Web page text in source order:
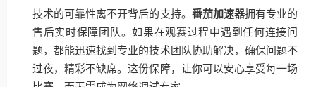
技术的可靠性离不开背后的支持。 番茄加速器拥有专业的
售后实时保障团队。如果在观赛过程中遇到任何连接问
题，都能迅速找到专业的技术团队协助解决，确保问题不
过夜，精彩不缺席。这份保障，让你可以安心享受每一场